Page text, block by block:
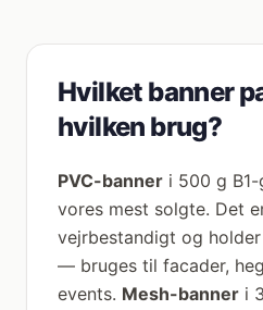
Hvilket banner
hvilken brug?
PVC-banner i 500 g
vores mest solgte. Det
vejrbestandigt og
— bruges til facader,
events. Mesh-banner i